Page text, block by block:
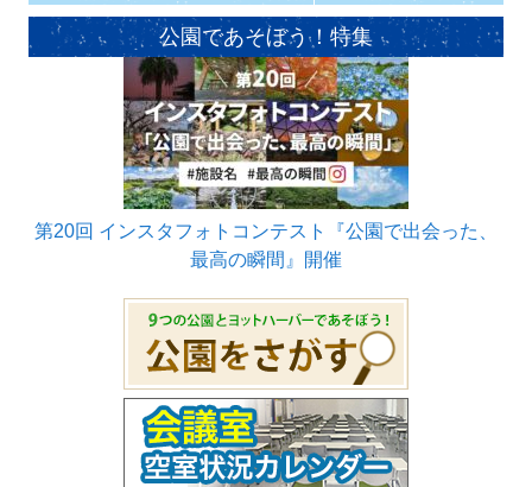
公園であそぼう！特集
第20回 インスタフォトコンテスト『公園で出会った、
最高の瞬間』開催